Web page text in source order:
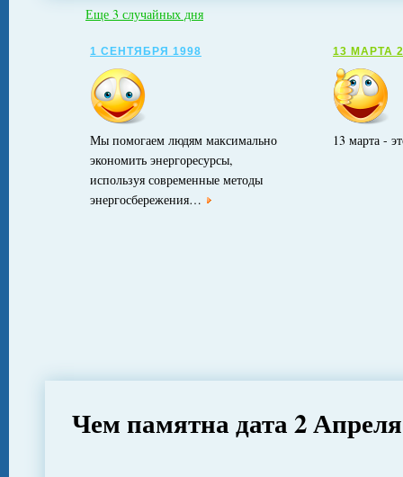
Еще 3 случайных дня
1 СЕНТЯБРЯ 1998
Мы помогаем людям максимально
экономить энергоресурсы,
используя современные методы
энергосбережения…
13 МАРТА
13 марта -
Чем памятна дата 2